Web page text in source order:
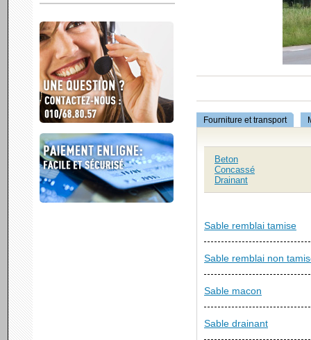
Fourniture et transport
Beton
Concassé
Drainant
Sable remblai tamise
Sable remblai non
Sable macon
Sable drainant